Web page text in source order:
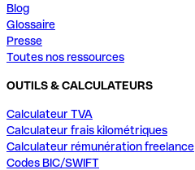
Blog
Glossaire
Presse
Toutes nos ressources
OUTILS & CALCULATEURS
Calculateur TVA
Calculateur frais kilométriques
Calculateur rémunération freelance
Codes BIC/SWIFT